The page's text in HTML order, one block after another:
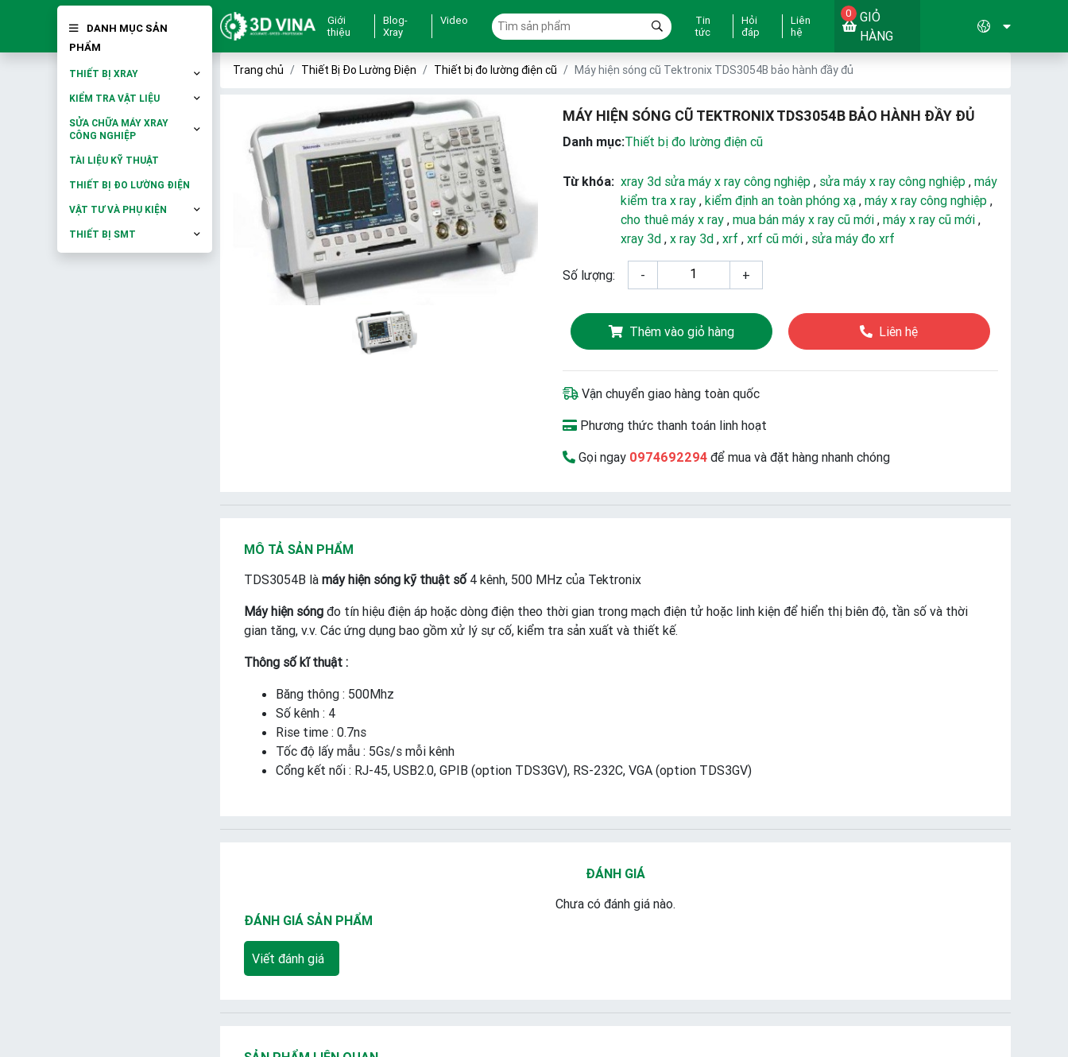
DANH MỤC SẢN
PHẨM
THIẾT BỊ XRAY
KIỂM TRA VẬT LIỆU
SỬA CHỮA MÁY XRAY
CÔNG NGHIỆP
TÀI LIỆU KỸ THUẬT
THIẾT BỊ ĐO LƯỜNG ĐIỆN
VẬT TƯ VÀ PHỤ KIỆN
THIẾT BỊ SMT
Giới
thiệu
Blog-
Xray
Video
Tin
tức
Hỏi
đáp
Liên
hệ
GIỎ
HÀNG
0
Trang chủ Thiết Bị Đo Lường Điện Thiết bị đo lường điện cũ Máy hiện sóng cũ Tektronix TDS3054B bảo hành đầy đủ
MÁY HIỆN SÓNG CŨ TEKTRONIX TDS3054B BẢO HÀNH ĐẦY ĐỦ
Danh mục:Thiết bị đo lường điện cũ
Từ khóa: xray 3d sửa máy x ray công nghiệp, sửa máy x ray công nghiệp, máy
kiểm tra x ray, kiểm định an toàn phóng xạ, máy x ray công nghiệp,
cho thuê máy x ray, mua bán máy x ray cũ mới, máy x ray cũ mới,
xray 3d, x ray 3d, xrf , xrf cũ mới, sửa máy đo xrf
Số lượng: - +
Thêm vào giỏ hàng Liên hệ
Vận chuyển giao hàng toàn quốc
Phương thức thanh toán linh hoạt
Gọi ngay 0974692294để mua và đặt hàng nhanh chóng
MÔ TẢ SẢN PHẨM
TDS3054B là máy hiện sóng kỹ thuật số 4 kênh, 500 MHz của Tektronix
Máy hiện sóng đo tín hiệu điện áp hoặc dòng điện theo thời gian trong mạch điện tử hoặc linh kiện để hiển thị biên độ, tần số và thời
gian tăng, v.v. Các ứng dụng bao gồm xử lý sự cố, kiểm tra sản xuất và thiết kế.
Thông số kĩ thuật :
Băng thông : 500Mhz
Số kênh : 4
Rise time : 0.7ns
Tốc độ lấy mẫu : 5Gs/s mỗi kênh
Cổng kết nối : RJ-45, USB2.0, GPIB (option TDS3GV), RS-232C, VGA (option TDS3GV)
ĐÁNH GIÁ
Chưa có đánh giá nào.
ĐÁNH GIÁ SẢN PHẨM
Viết đánh giá